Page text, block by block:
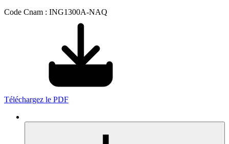
Code Cnam : ING1300A-NAQ
Téléchargez le PDF